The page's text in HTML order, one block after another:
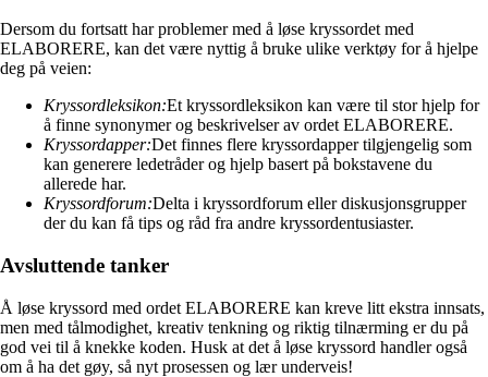
Dersom du fortsatt har problemer med å løse kryssordet med
ELABORERE, kan det være nyttig å bruke ulike verktøy for å hjelpe
deg på veien:
Kryssordleksikon:Et kryssordleksikon kan være til stor hjelp for
å finne synonymer og beskrivelser av ordet ELABORERE.
Kryssordapper:Det finnes flere kryssordapper tilgjengelig som
kan generere ledetråder og hjelp basert på bokstavene du
allerede har.
Kryssordforum:Delta i kryssordforum eller diskusjonsgrupper
der du kan få tips og råd fra andre kryssordentusiaster.
Avsluttende tanker
Å løse kryssord med ordet ELABORERE kan kreve litt ekstra innsats,
men med tålmodighet, kreativ tenkning og riktig tilnærming er du på
god vei til å knekke koden. Husk at det å løse kryssord handler også
om å ha det gøy, så nyt prosessen og lær underveis!